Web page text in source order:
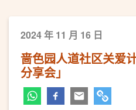
2024 年 11 月 16 日
啬色园人道社区关爱
分享会」